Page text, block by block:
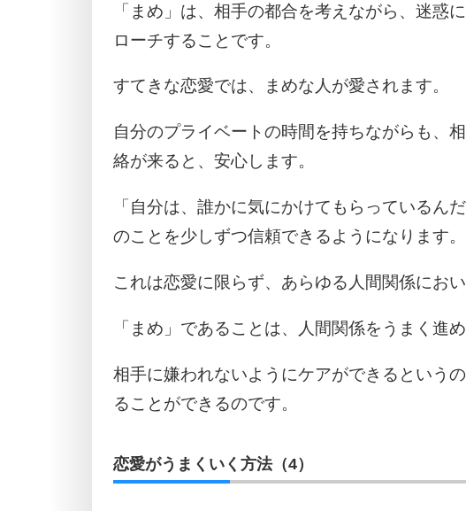
「まめ」は、相手の都合を考えながら、迷惑
ローチすることです。
すてきな恋愛では、まめな人が愛されます。
自分のプライベートの時間を持ちながらも、
絡が来ると、安心します。
「自分は、誰かに気にかけてもらっているん
のことを少しずつ信頼できるようになります。
これは恋愛に限らず、あらゆる人間関係にお
「まめ」であることは、人間関係をうまく進
相手に嫌われないようにケアができるという
ることができるのです。
恋愛がうまくいく方法（4）